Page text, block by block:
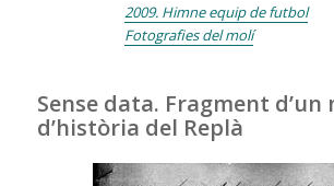
2009. Himne equip de futbol
Fotografies del molí
Sense data. Fragment
d’història del Replà